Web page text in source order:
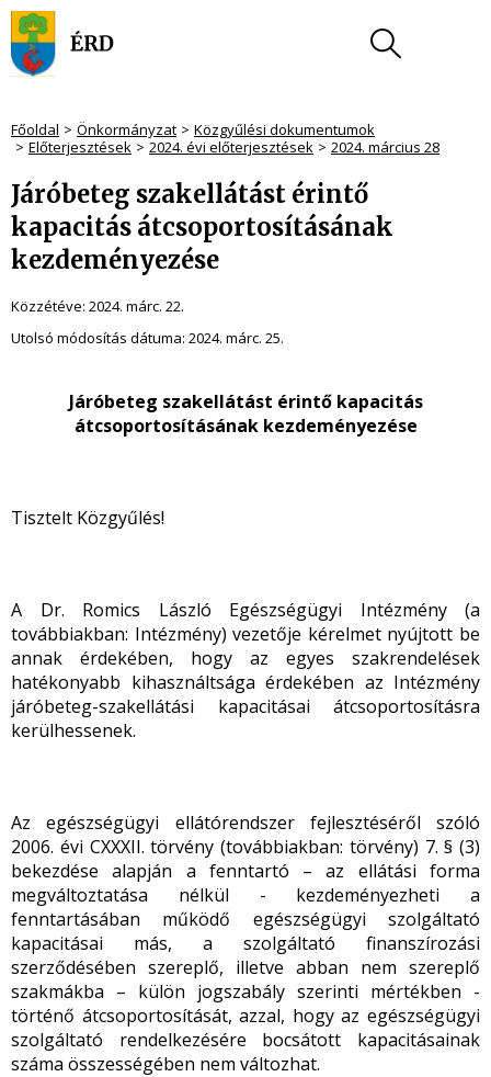
Főoldal Önkormányzat
Közgyűlési dokumentumok
Előterjesztések
2024. évi előterjesztések 2024. március 28
Járóbeteg szakellátást érintő
kapacitás átcsoportosításának
kezdeményezése
Közzétéve: 2024. márc. 22.
Utolsó módosítás dátuma: 2024. márc. 25.
Járóbeteg szakellátást érintő kapacitás
átcsoportosításának kezdeményezése
Tisztelt Közgyűlés!
A Dr. Romics László Egészségügyi Intézmény (a
továbbiakban: Intézmény) vezetője kérelmet nyújtott be
annak érdekében, hogy az egyes szakrendelések
hatékonyabb kihasználtsága érdekében az Intézmény
járóbeteg-szakellátási kapacitásai átcsoportosításra
kerülhessenek.
Az egészségügyi ellátórendszer fejlesztéséről szóló
2006. évi CXXXII. törvény (továbbiakban: törvény) 7. § (3)
bekezdése alapján a fenntartó – az ellátási forma
megváltoztatása nélkül - kezdeményezheti a
fenntartásában működő egészségügyi szolgáltató
kapacitásai más, a szolgáltató finanszírozási
szerződésében szereplő, illetve abban nem szereplő
szakmákba – külön jogszabály szerinti mértékben -
történő átcsoportosítását, azzal, hogy az egészségügyi
szolgáltató rendelkezésére bocsátott kapacitásainak
száma összességében nem változhat.